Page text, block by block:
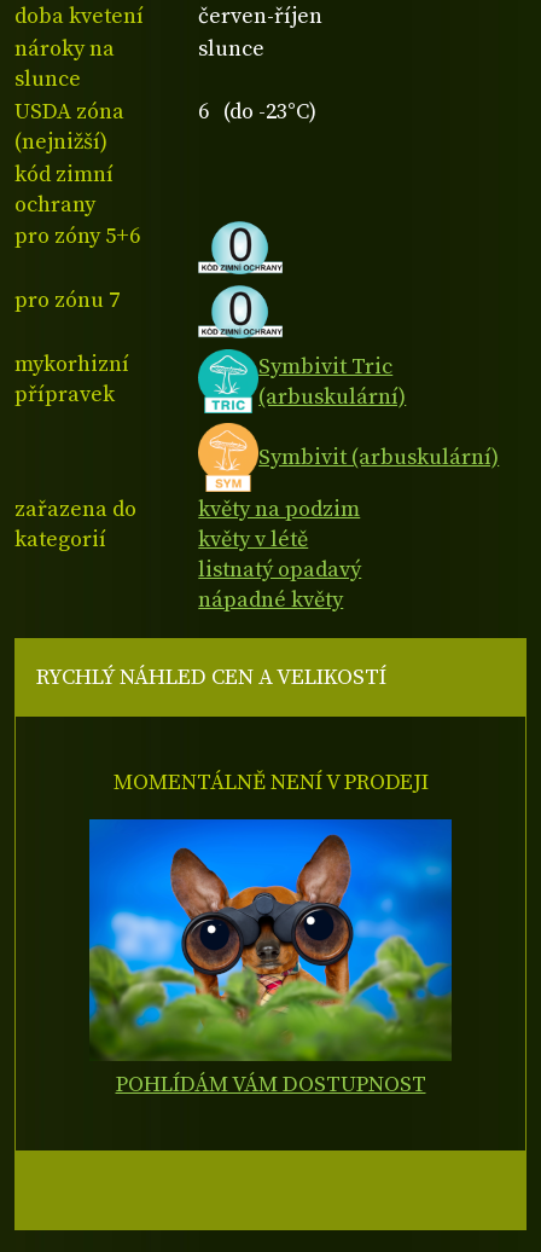
doba kvetení
červen-říjen
nároky na
slunce
slunce
USDA zóna
(nejnižší)
6 (do -23°C)
kód zimní
ochrany
pro zóny 5+6
pro zónu 7
mykorhizní
přípravek
Symbivit Tric
(arbuskulární)
Symbivit (arbuskulární)
zařazena do
kategorií
květy na podzim
květy v létě
listnatý opadavý
nápadné květy
RYCHLÝ NÁHLED CEN A VELIKOSTÍ
MOMENTÁLNĚ NENÍ V PRODEJI
POHLÍDÁM VÁM DOSTUPNOST